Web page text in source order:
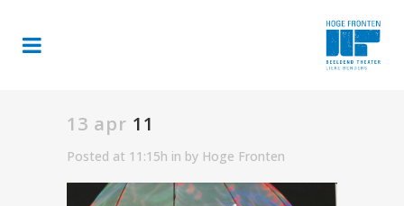
13 apr 11
Posted at 11:15h in by Hoge Fronten